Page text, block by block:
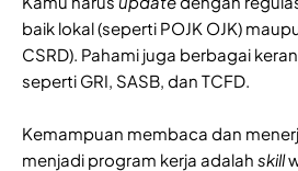
baik lokal (seperti POJK OJK)
CSRD). Pahami juga berbagai
seperti GRI, SASB, dan TCFD.
Kemampuan membaca dan
menjadi program kerja adalah skill